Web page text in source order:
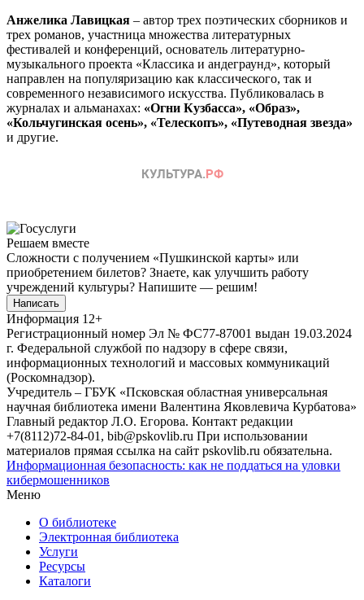
Анжелика Лавицкая – автор трех поэтических сборников и
трех романов, участница множества литературных
фестивалей и конференций, основатель литературно-
музыкального проекта «Классика и андеграунд», который
направлен на популяризацию как классического, так и
современного независимого искусства. Публиковалась в
журналах и альманахах: «Огни Кузбасса», «Образ»,
«Кольчугинская осень», «Телескопъ», «Путеводная звезда»
и другие.
Решаем вместе
Сложности с получением «Пушкинской карты» или
приобретением билетов? Знаете, как улучшить работу
учреждений культуры? Напишите — решим!
Написать
Информация 12+
Регистрационный номер Эл № ФС77-87001 выдан 19.03.2024
г. Федеральной службой по надзору в сфере связи,
информационных технологий и массовых коммуникаций
(Роскомнадзор).
Учредитель – ГБУК «Псковская областная универсальная
научная библиотека имени Валентина Яковлевича Курбатова»
Главный редактор Л.О. Егорова. Контакт редакции
+7(8112)72-84-01, bib@pskovlib.ru При использовании
материалов прямая ссылка на сайт pskovlib.ru обязательна.
Информационная безопасность: как не поддаться на уловки
кибермошенников
Меню
О библиотеке
Электронная библиотека
Услуги
Ресурсы
Каталоги